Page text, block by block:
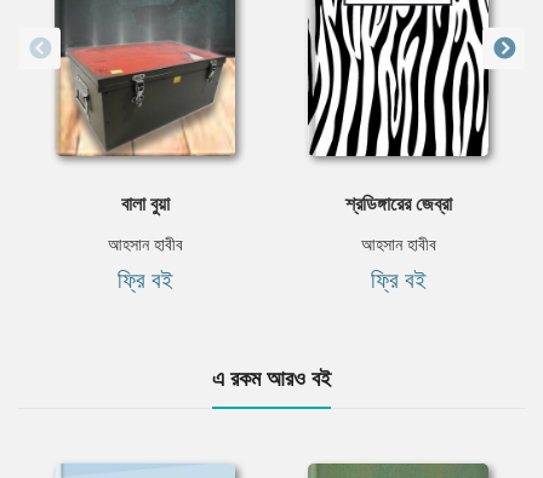
বালা বুয়া
আহসান হাবীব
ফ্রি বই
শ্রডিঙ্গারের জেব্রা
আহসান হাবীব
ফ্রি বই
এ রকম আরও বই